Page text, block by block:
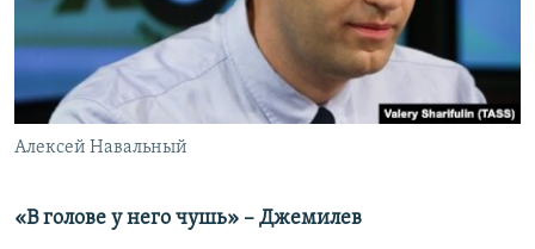
Алексей Навальный
«В голове у него чушь» – Джемилев